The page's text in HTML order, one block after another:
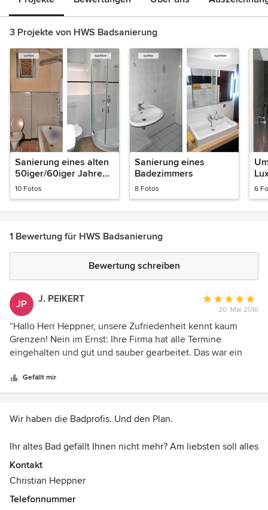
3 Projekte von HWS Badsanierung
Sanierung eines alten
50iger/60iger Jahre
Bades
10 Fotos
Sanierung eines
Badezimmers
8 Fotos 6
1 Bewertung für HWS Badsanierung
Bewertung schreiben
JP J. PEIKERT
Bewertung:
5
von
5
20. Mai 2016
“Hallo Herr Heppner, unsere Zufriedenheit kennt kaum
Grenzen! Nein im Ernst: Ihre Firma hat alle Termine
eingehalten und gut und sauber gearbeitet. Das war ein
gern wieder auf Sie zurückkommen.”
Gefällt mir
Wir haben die Badprofis. Und den Plan.
Ihr altes Bad gefällt Ihnen nicht mehr? Am liebsten soll alles
neu? Vielleicht sogar barrierefrei? Doch wie am besten
anfangen? Bei uns sind Sie genau richtig. Wir sanieren Ihr
Bad nach Ihren persönlichen Wünschen und nehmen
Rücksicht auf Ihr Budget von preiswert bis luxuriös ist alles
Kontakt
Christian Heppner
Telefonnummer